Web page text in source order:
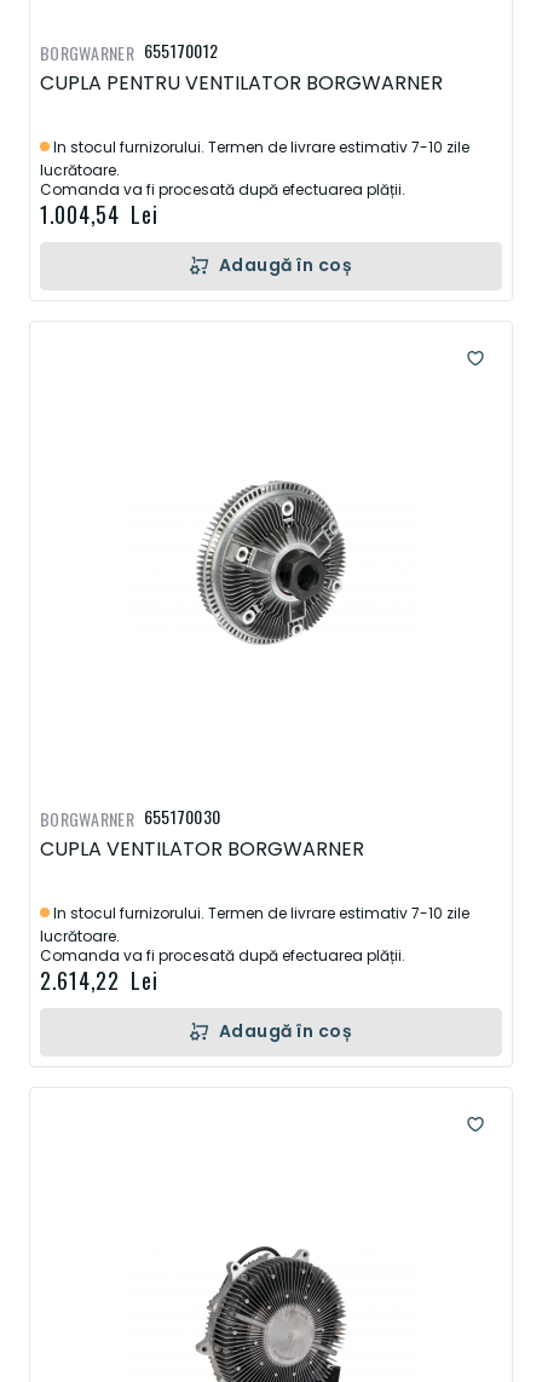
655170012
CUPLA PENTRU VENTILATOR BORGWARNER
In stocul furnizorului. Termen de livrare estimativ 7-10 zile
lucrătoare.
Comanda va fi procesată după efectuarea plății.
1.004,54 Lei
BORGWARNER
Adaugă în coș
655170030
CUPLA VENTILATOR BORGWARNER
In stocul furnizorului. Termen de livrare estimativ 7-10 zile
lucrătoare.
Comanda va fi procesată după efectuarea plății.
2.614,22 Lei
BORGWARNER
Adaugă în coș